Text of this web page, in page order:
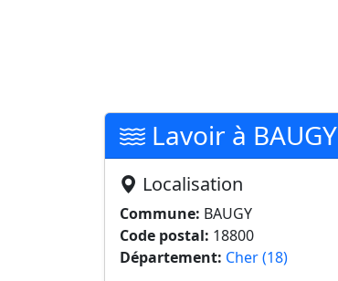
Lavoir à BAUGY
Localisation
Commune: BAUGY
Code postal: 18800
Département: Cher (18)